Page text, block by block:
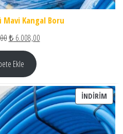
Kangal Boru
Orijinal fiyat: ₺ 7.500,00.
₺6.008,00Şu andaki fiyat: ₺ 6.008,00.
Ekle
İNDIRIM